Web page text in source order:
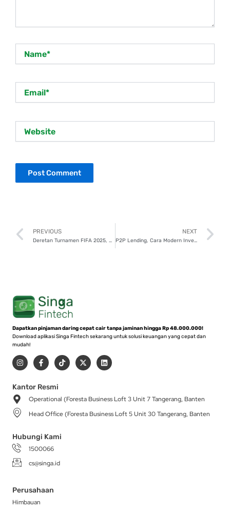
Prev
PREVIOUS
Deretan Turnamen FIFA 2025, Catat Jadwalnya!
NEXT
P2P Lending, Cara Modern Investasi Aman dan Menguntungkan
Dapatkan pinjaman daring cepat cair tanpa jaminan hingga Rp 48.000.000!
Download aplikasi Singa Fintech sekarang untuk solusi keuangan yang cepat dan
mudah!
I
n
s
a
g
r
a
m
F
a
c
b
o
-
T
i
k
X
-
t
t
r
L
i
n
i
Kantor Resmi
Operational (Foresta Business Loft 3 Unit 7 Tangerang, Banten
Head Office (Foresta Business Loft 5 Unit 30 Tangerang, Banten
Hubungi Kami
1500066
cs@singa.id
Perusahaan
Himbauan